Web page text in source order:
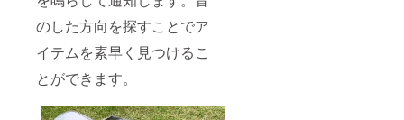
のした方向を探すことでア
イテムを素早く見つけるこ
とができます。